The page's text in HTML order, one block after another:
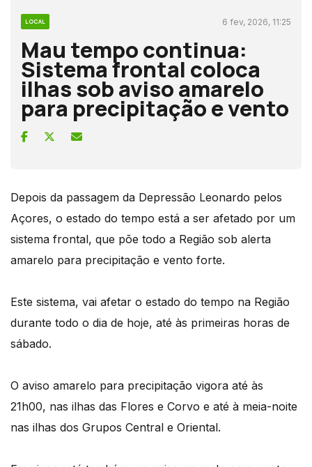
LOCAL 6 fev, 2026, 11:25
Mau tempo continua:
Sistema frontal coloca
ilhas sob aviso amarelo
para precipitação e vento
Depois da passagem da Depressão Leonardo pelos
Açores, o estado do tempo está a ser afetado por um
sistema frontal, que põe todo a Região sob alerta
amarelo para precipitação e vento forte.
Este sistema, vai afetar o estado do tempo na Região
durante todo o dia de hoje, até às primeiras horas de
sábado.
O aviso amarelo para precipitação vigora até às
21h00, nas ilhas das Flores e Corvo e até à meia-noite
nas ilhas dos Grupos Central e Oriental.